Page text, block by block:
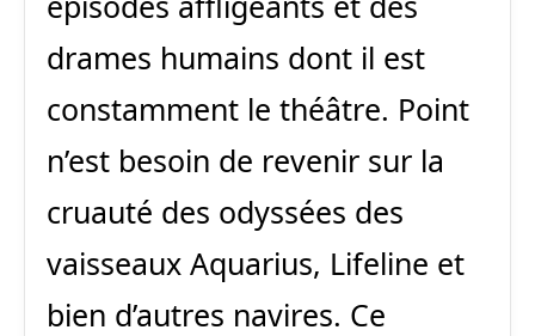
drames humains dont il est
constamment le théâtre. Point
n’est besoin de revenir sur la
cruauté des odyssées des
vaisseaux Aquarius, Lifeline et
bien d’autres navires. Ce